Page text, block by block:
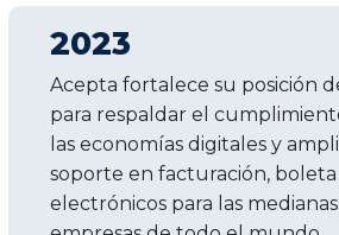
2023
Acepta fortalece su posición
para respaldar el
las economías digitales y
soporte en facturación,
electrónicos para las